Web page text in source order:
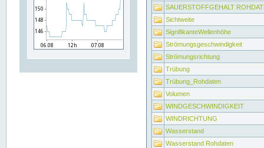
SAUERSTOFFGEHALT
Sichtweite
SignifikanteWellenhöhe
Strömungsgeschwindigkeit
Strömungsrichtung
Trübung
Trübung_Rohdaten
Volumen
WINDGESCHWINDIGKEIT
WINDRICHTUNG
Wasserstand
Wasserstand Rohdaten